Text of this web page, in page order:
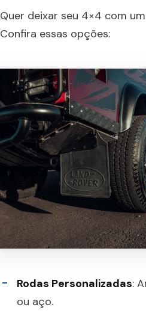
Quer deixar seu 4×4 com
Confira essas opções:
Rodas Personalizadas:
ou aço.